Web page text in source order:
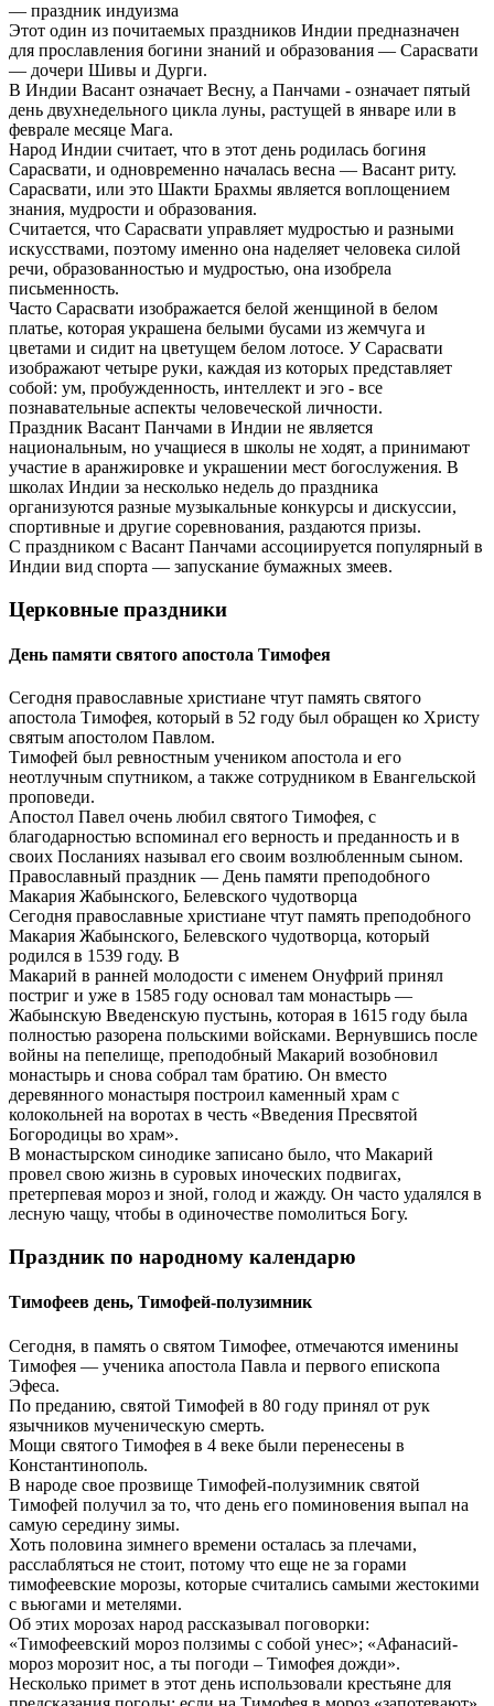
— праздник индуизма
Этот один из почитаемых праздников Индии предназначен
для прославления богини знаний и образования — Сарасвати
— дочери Шивы и Дурги.
В Индии Васант означает Весну, а Панчами - означает пятый
день двухнедельного цикла луны, растущей в январе или в
феврале месяце Мага.
Народ Индии считает, что в этот день родилась богиня
Сарасвати, и одновременно началась весна — Васант риту.
Сарасвати, или это Шакти Брахмы является воплощением
знания, мудрости и образования.
Считается, что Сарасвати управляет мудростью и разными
искусствами, поэтому именно она наделяет человека силой
речи, образованностью и мудростью, она изобрела
письменность.
Часто Сарасвати изображается белой женщиной в белом
платье, которая украшена белыми бусами из жемчуга и
цветами и сидит на цветущем белом лотосе. У Сарасвати
изображают четыре руки, каждая из которых представляет
собой: ум, пробужденность, интеллект и эго - все
познавательные аспекты человеческой личности.
Праздник Васант Панчами в Индии не является
национальным, но учащиеся в школы не ходят, а принимают
участие в аранжировке и украшении мест богослужения. В
школах Индии за несколько недель до праздника
организуются разные музыкальные конкурсы и дискуссии,
спортивные и другие соревнования, раздаются призы.
С праздником с Васант Панчами ассоциируется популярный в
Индии вид спорта — запускание бумажных змеев.
Церковные праздники
День памяти святого апостола Тимофея
Сегодня православные христиане чтут память святого
апостола Тимофея, который в 52 году был обращен ко Христу
святым апостолом Павлом.
Тимофей был ревностным учеником апостола и его
неотлучным спутником, а также сотрудником в Евангельской
проповеди.
Апостол Павел очень любил святого Тимофея, с
благодарностью вспоминал его верность и преданность и в
своих Посланиях называл его своим возлюбленным сыном.
Православный праздник — День памяти преподобного
Макария Жабынского, Белевского чудотворца
Сегодня православные христиане чтут память преподобного
Макария Жабынского, Белевского чудотворца, который
родился в 1539 году. В
Макарий в ранней молодости с именем Онуфрий принял
постриг и уже в 1585 году основал там монастырь —
Жабынскую Введенскую пустынь, которая в 1615 году была
полностью разорена польскими войсками. Вернувшись после
войны на пепелище, преподобный Макарий возобновил
монастырь и снова собрал там братию. Он вместо
деревянного монастыря построил каменный храм с
колокольней на воротах в честь «Введения Пресвятой
Богородицы во храм».
В монастырском синодике записано было, что Макарий
провел свою жизнь в суровых иноческих подвигах,
претерпевая мороз и зной, голод и жажду. Он часто удалялся в
лесную чащу, чтобы в одиночестве помолиться Богу.
Праздник по народному календарю
Тимофеев день, Тимофей-полузимник
Сегодня, в память о святом Тимофее, отмечаются именины
Тимофея — ученика апостола Павла и первого епископа
Эфеса.
По преданию, святой Тимофей в 80 году принял от рук
язычников мученическую смерть.
Мощи святого Тимофея в 4 веке были перенесены в
Константинополь.
В народе свое прозвище Тимофей-полузимник святой
Тимофей получил за то, что день его поминовения выпал на
самую середину зимы.
Хоть половина зимнего времени осталась за плечами,
расслабляться не стоит, потому что еще не за горами
тимофеевские морозы, которые считались самыми жестокими
с вьюгами и метелями.
Об этих морозах народ рассказывал поговорки:
«Тимофеевский мороз ползимы с собой унес»; «Афанасий-
мороз морозит нос, а ты погоди – Тимофея дожди».
Несколько примет в этот день использовали крестьяне для